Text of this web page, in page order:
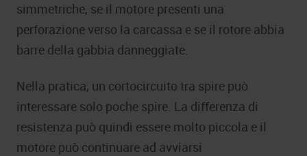
simmetriche, se il motore presenti una
perforazione verso la carcassa e se il rotore abbia
barre della gabbia danneggiate.
Nella pratica, un cortocircuito tra spire può
interessare solo poche spire. La differenza di
resistenza può quindi essere molto piccola e il
motore può continuare ad avviarsi